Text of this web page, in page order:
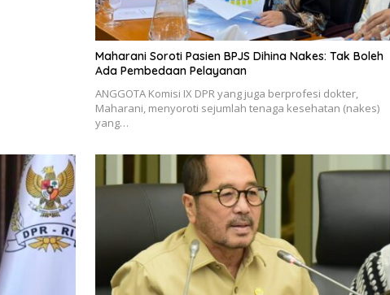
Maharani Soroti Pasien BPJS Dihina Nakes: Tak Boleh
Ada Pembedaan Pelayanan
ANGGOTA Komisi IX DPR yang juga berprofesi dokter,
Maharani, menyoroti sejumlah tenaga kesehatan (nakes)
yang…